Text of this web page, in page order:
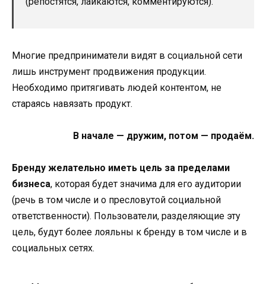
Многие предприниматели видят в социальной сети
лишь инструмент продвижения продукции.
Необходимо притягивать людей контентом, не
стараясь навязать продукт.
В начале — дружим, потом — продаём.
Бренду желательно иметь цель за пределами
бизнеса, которая будет значима для его аудитории
(речь в том числе и о пресловутой социальной
ответственности). Пользователи, разделяющие эту
цель, будут более лояльны к бренду в том числе и в
социальных сетях.